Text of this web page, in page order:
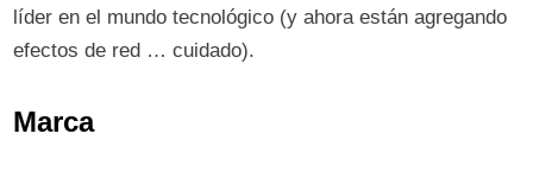
líder en el mundo tecnológico (y ahora están agregando
efectos de red … cuidado).
Marca